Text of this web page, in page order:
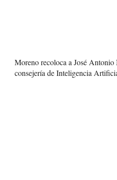
Moreno recoloca a José Antonio
consejería de Inteligencia